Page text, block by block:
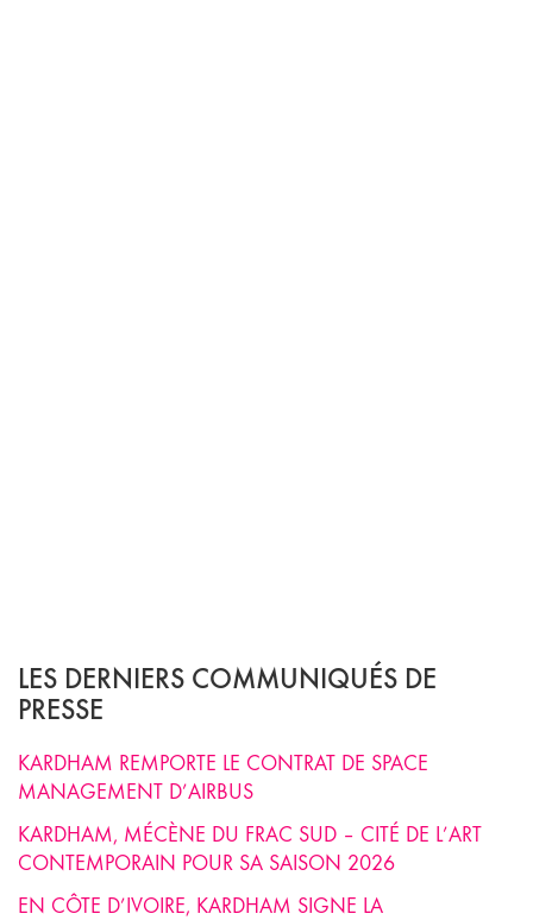
LES DERNIERS COMMUNIQUÉS DE
PRESSE
KARDHAM REMPORTE LE CONTRAT DE SPACE
MANAGEMENT D’AIRBUS
KARDHAM, MÉCÈNE DU FRAC SUD – CITÉ DE L’ART
CONTEMPORAIN POUR SA SAISON 2026
EN CÔTE D’IVOIRE, KARDHAM SIGNE LA